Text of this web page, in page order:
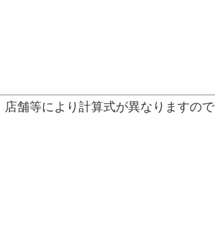
舗等により計算式が異なりますので